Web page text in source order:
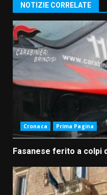
NOTIZIE CORRELATE
Cronaca Prima Pagina
Fasanese ferito a colpi